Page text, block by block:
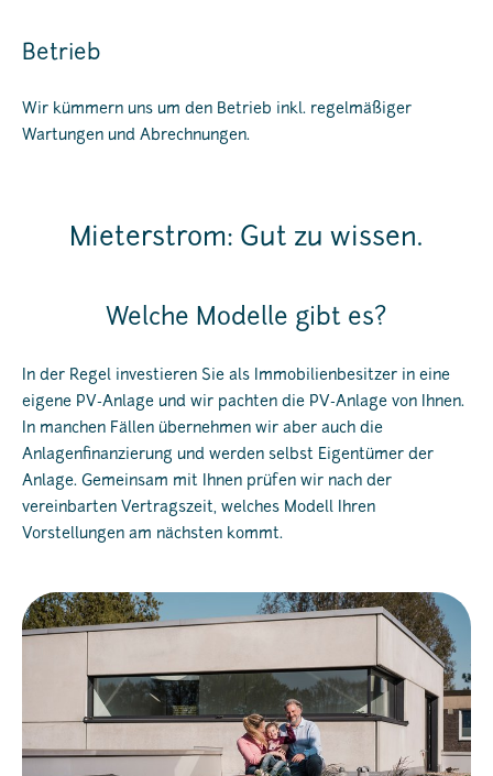
Betrieb
Wir kümmern uns um den Betrieb inkl. regelmäßiger
Wartungen und Abrechnungen.
Mieterstrom: Gut zu wissen.
Welche Modelle gibt es?
In der Regel investieren Sie als Immobilienbesitzer in eine
eigene PV-Anlage und wir pachten die PV-Anlage von Ihnen.
In manchen Fällen übernehmen wir aber auch die
Anlagenfinanzierung und werden selbst Eigentümer der
Anlage. Gemeinsam mit Ihnen prüfen wir nach der
vereinbarten Vertragszeit, welches Modell Ihren
Vorstellungen am nächsten kommt.